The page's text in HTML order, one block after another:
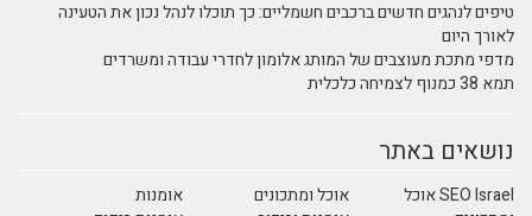
טיפים לנהגים חדשים ברכבים חשמליים: כך תוכלו לנהל נכון את הטעינה
לאורך היום
מדפי מתכת מעוצבים של המותג אלומון לחדרי עבודה ומשרדים
תמא 38 כמנוף לצמיחה כלכלית
נושאים באתר
SEO Israel אוכל
אוכל ומתכונים
אומנות